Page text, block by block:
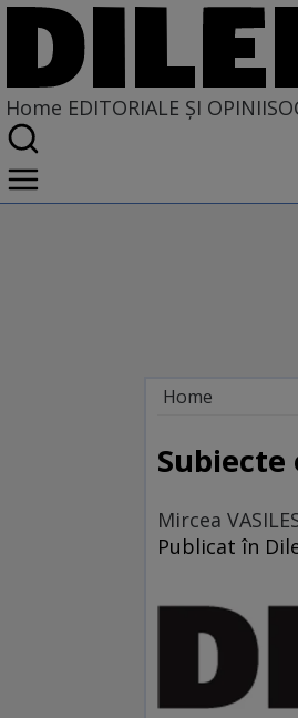
Home EDITORIALE ȘI OPINII
Home
SITUAȚIUNEA
Mircea
Publicat în